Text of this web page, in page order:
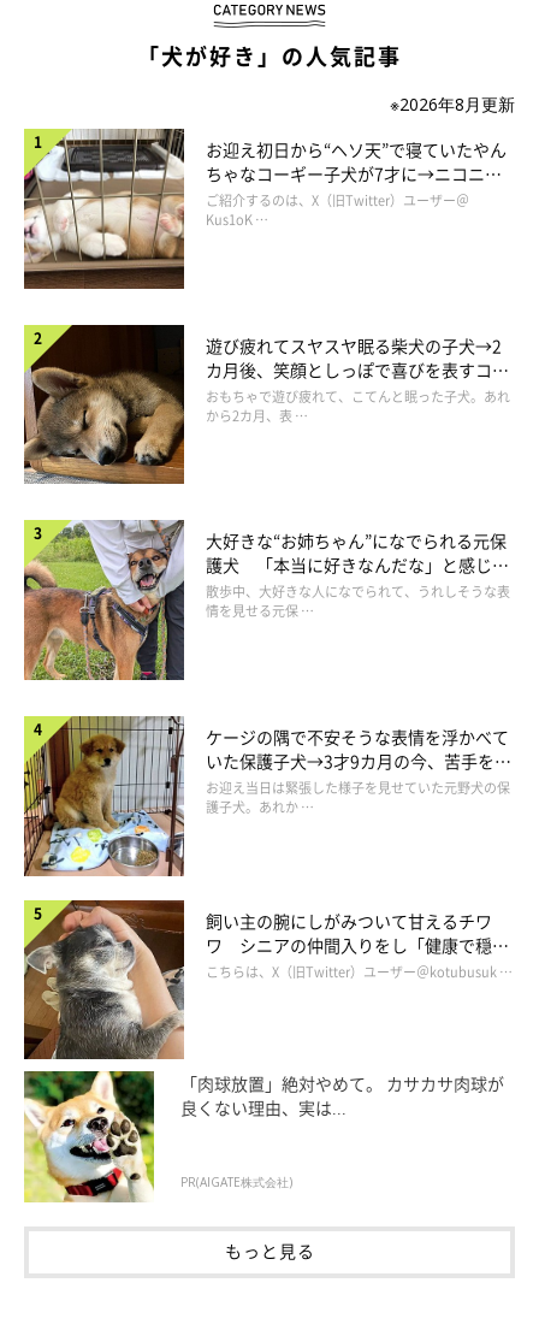
そらとにゃあずの出会い
いぬのきもちweb
マルモ：
そらの飼い主あいべちゃんは、靴のデザイナーさん。
さすがオサレ職業、会社にそらを連れてご出勤のスタイル。
でね、なんと “そら部長”、役職付きなんだってよ。
「犬が好き」の人気記事
※2026年8月更新
お迎え初日から“ヘソ天”で寝ていたやん
ちゃなコーギー子犬が7才に→ニコニ
コ“コーギースマイル”が魅力のコに成
長！
ご紹介するのは、X（旧Twitter）ユーザー＠
Kus1oK …
遊び疲れてスヤスヤ眠る柴犬の子犬→2
カ月後、笑顔としっぽで喜びを表すコに
成長！
おもちゃで遊び疲れて、こてんと眠った子犬。あれ
から2カ月、表 …
大好きな“お姉ちゃん”になでられる元保
護犬 「本当に好きなんだな」と感じる
表情にほっこり
散歩中、大好きな人になでられて、うれしそうな表
情を見せる元保 …
ケージの隅で不安そうな表情を浮かべて
いた保護子犬→3才9カ月の今、苦手を克
服し頼もしいコに成長！
お迎え当日は緊張した様子を見せていた元野犬の保
護子犬。あれか …
飼い主の腕にしがみついて甘えるチワ
ワ シニアの仲間入りをし「健康で穏や
かな暮らしが続いてほしい」と願う
こちらは、X（旧Twitter）ユーザー＠kotubusuk …
「肉球放置」絶対やめて。 カサカサ肉球が
良くない理由、実は...
PR(AIGATE株式会社)
もっと見る